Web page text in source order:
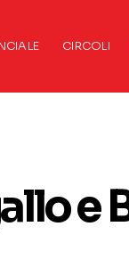
CIRCOLI
e